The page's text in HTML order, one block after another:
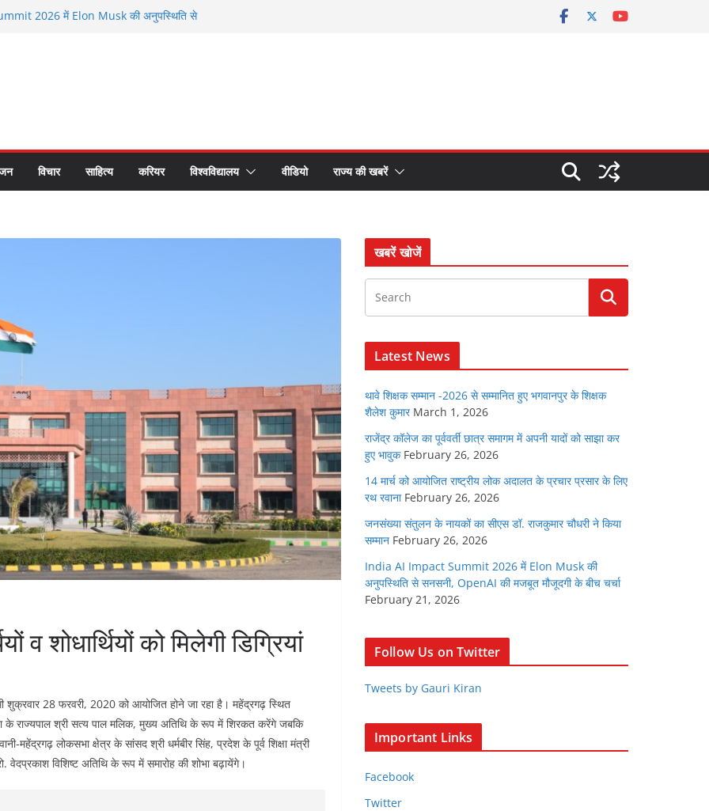
2026 में Elon Musk की अनुपस्थिति से
लोक अदालत के प्रचार प्रसार के लिए रथ रवाना
सीएस डॉ. राजकुमार चौधरी ने किया सम्मान
विचार साहित्य करियर विश्वविद्यालय वीडियो राज्य की खबरें
व शोधार्थियों को मिलेगी डिग्रियां
शुक्रवार 28 फरवरी, 2020 को आयोजित होने जा रहा है। महेंद्रगढ़ स्थित
के राज्यपाल श्री सत्य पाल मलिक, मुख्य अतिथि के रूप में शिरकत करेंगे जबकि
महेंद्रगढ़ लोकसभा क्षेत्र के सांसद श्री धर्मबीर सिंह, प्रदेश के पूर्व शिक्षा मंत्री
वेदप्रकाश विशिष्ट अतिथि के रूप में समारोह की शोभा बढ़ायेंगे।
खबरें खोजें
Latest News
थावे शिक्षक सम्मान -2026 से सम्मानित हुए भगवानपुर के शिक्षक
शैलेश कुमार March 1, 2026
राजेंद्र कॉलेज का पूर्ववर्ती छात्र समागम में अपनी यादों को साझा कर
हुए भावुक February 26, 2026
14 मार्च को आयोजित राष्ट्रीय लोक अदालत के प्रचार प्रसार के लिए
रथ रवाना February 26, 2026
जनसंख्या संतुलन के नायकों का सीएस डॉ. राजकुमार चौधरी ने किया
सम्मान February 26, 2026
India AI Impact Summit 2026 में Elon Musk की
अनुपस्थिति से सनसनी, OpenAI की मजबूत मौजूदगी के बीच चर्चा
February 21, 2026
Follow Us on Twitter
Tweets by Gauri Kiran
Important Links
Facebook
Twitter